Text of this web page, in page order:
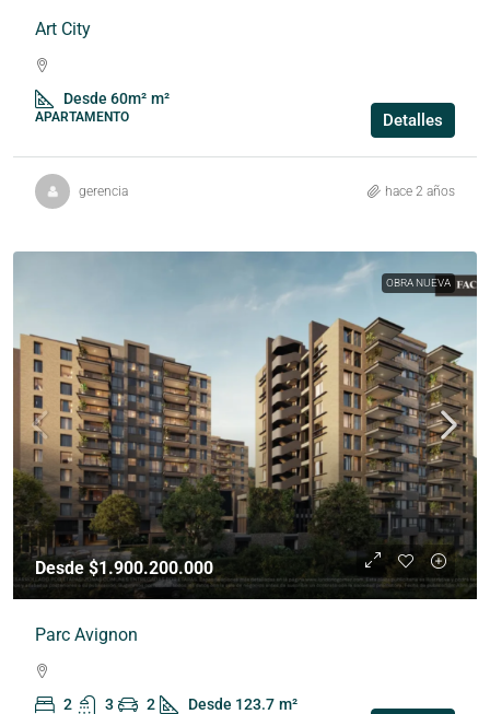
Art City
Desde 60m² m²
APARTAMENTO Detalles
gerencia hace 2 años
OBRA NUEVA
Desde $1.900.200.000
Parc Avignon
2 3 2 Desde 123.7 m²